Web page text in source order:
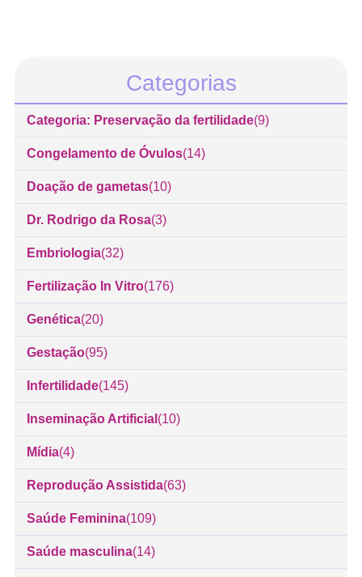
Categorias
Categoria: Preservação da fertilidade(9)
Congelamento de Óvulos(14)
Doação de gametas(10)
Dr. Rodrigo da Rosa(3)
Embriologia(32)
Fertilização In Vitro(176)
Genética(20)
Gestação(95)
Infertilidade(145)
Inseminação Artificial (10)
Mídia(4)
Reprodução Assistida(63)
Saúde Feminina(109)
Saúde masculina(14)